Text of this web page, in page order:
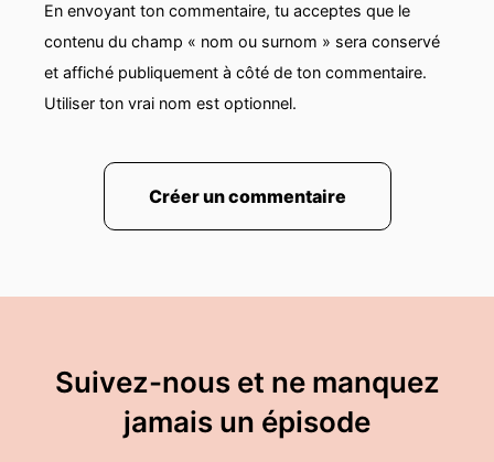
En envoyant ton commentaire, tu acceptes que le
contenu du champ « nom ou surnom » sera conservé
et affiché publiquement à côté de ton commentaire.
Utiliser ton vrai nom est optionnel.
Créer un commentaire
Suivez-nous et ne manquez
jamais un épisode